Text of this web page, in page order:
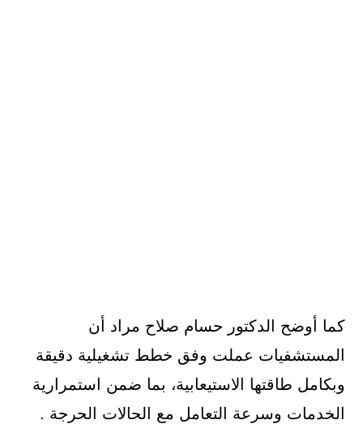
كما أوضح الدكتور حسام صلاح مراد أن
المستشفيات عملت وفق خطط تشغيلية دقيقة
وبكامل طاقتها الاستيعابية، بما ضمن استمرارية
الخدمات وسرعة التعامل مع الحالات الحرجة .